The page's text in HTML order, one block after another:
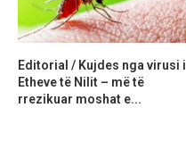
Editorial / Kujdes nga virusi i
Etheve të Nilit – më të
rrezikuar moshat e...